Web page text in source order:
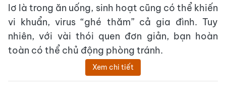
lơ là trong ăn uống, sinh hoạt cũng có thể khiến
vi khuẩn, virus “ghé thăm” cả gia đình. Tuy
nhiên, với vài thói quen đơn giản, bạn hoàn
toàn có thể chủ động phòng tránh.
Xem chi tiết